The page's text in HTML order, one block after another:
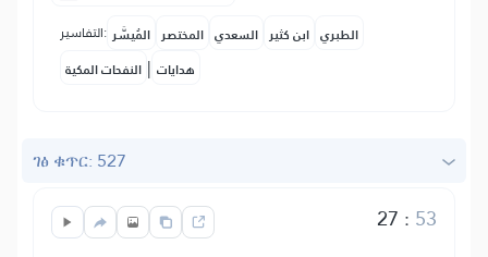
التفاسير: المُيسَّر المختصر السعدي ابن كثير الطبري
النفحات المكية | هدايات
ገፅ ቁጥር: 527
27 : 53